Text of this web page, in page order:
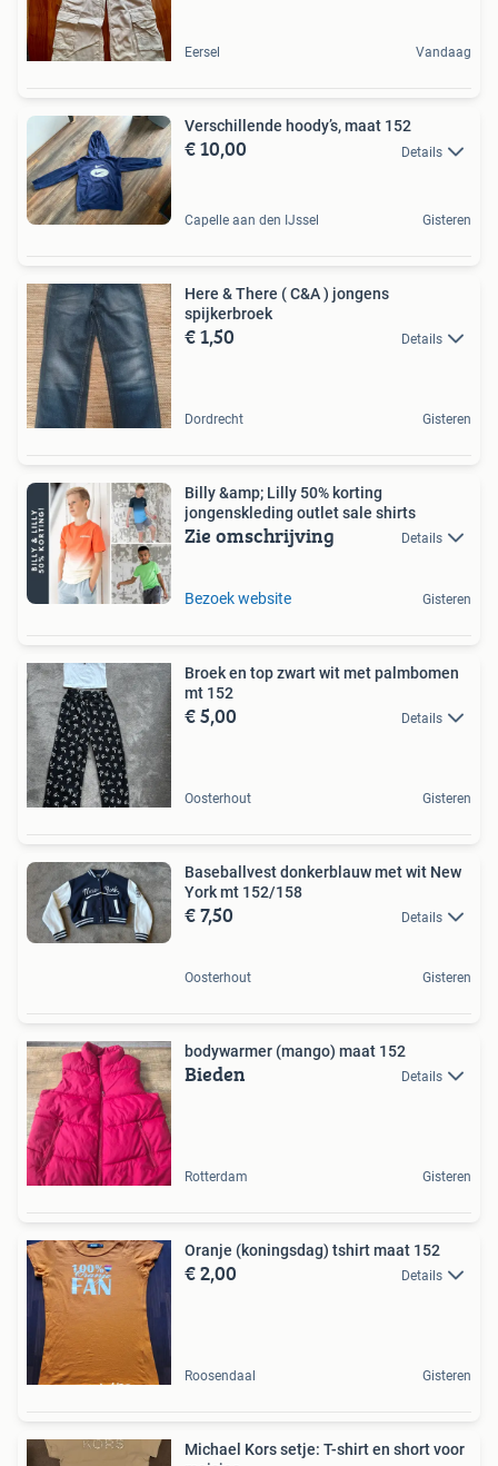
Eersel Vandaag
Verschillende hoody’s, maat 152
€ 10,00 Details
Capelle aan den IJssel Gisteren
Here & There ( C&A ) jongens
spijkerbroek
€ 1,50 Details
Dordrecht Gisteren
Billy &amp; Lilly 50% korting
jongenskleding outlet sale shirts
Zie omschrijving Details
Bezoek website Gisteren
Broek en top zwart wit met palmbomen
mt 152
€ 5,00 Details
Oosterhout Gisteren
Baseballvest donkerblauw met wit New
York mt 152/158
€ 7,50 Details
Oosterhout Gisteren
bodywarmer (mango) maat 152
Bieden Details
Rotterdam Gisteren
Oranje (koningsdag) tshirt maat 152
€ 2,00 Details
Roosendaal Gisteren
Michael Kors setje: T-shirt en short voor